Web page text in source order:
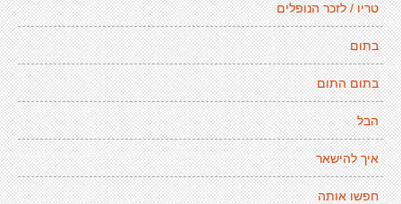
טריו / לזכר הנופלים
בתום
בתום התום
הבל
איך להישאר
חפשו אותה